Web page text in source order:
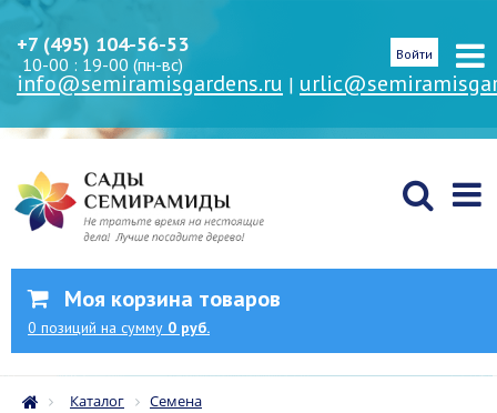
+7 (495) 104-56-53
10-00 : 19-00 (пн-вс)
info@semiramisgardens.ru |
Войти
Моя корзина товаров
0 позиций на сумму 0 руб.
Каталог
Семена